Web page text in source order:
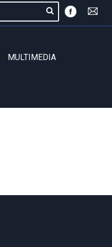
MULTIMEDIA